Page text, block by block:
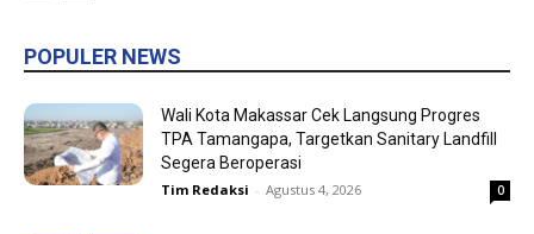
POPULER NEWS
Wali Kota Makassar Cek Langsung Progres
TPA Tamangapa, Targetkan Sanitary Landfill
Segera Beroperasi
Tim Redaksi - Agustus 4, 2026 0